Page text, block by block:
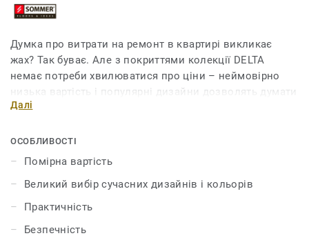
Думка про витрати на ремонт в квартирі викликає
жах? Так буває. Але з покриттями колекції DELTA
немає потреби хвилюватися про ціни – неймовірно
низька вартість і популярні дизайни дозволять думати
лише про те, як виглядатиме ваша оселя. І ні про що
реальністю!
Далі
ОСОБЛИВОСТІ
Помірна вартість
Великий вибір сучасних дизайнів і кольорів
Практичність
Безпечність